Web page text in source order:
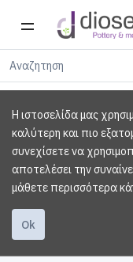
Η ιστοσελίδα μας
καλύτερη και πιο
συνεχίσετε να
αποτελέσει την
μάθετε περισσότερα
Ok